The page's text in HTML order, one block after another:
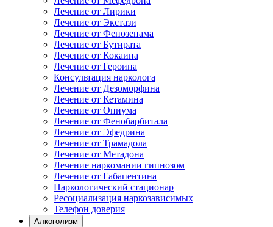
Лечение от Лирики
Лечение от Экстази
Лечение от Фенозепама
Лечение от Бутирата
Лечение от Кокаина
Лечение от Героина
Консультация нарколога
Лечение от Дезоморфина
Лечение от Кетамина
Лечение от Опиума
Лечение от Фенобарбитала
Лечение от Эфедрина
Лечение от Трамадола
Лечение от Метадона
Лечение наркомании гипнозом
Лечение от Габапентина
Наркологический стационар
Ресоциализация наркозависимых
Телефон доверия
Алкоголизм